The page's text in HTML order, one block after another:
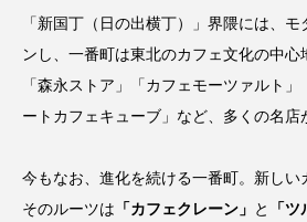
「新国丁（日の出横丁）」界隈には、
ンし、一番町は東北のカフェ文化の中心
「森永ストア」「カフェモーツァルト
ートカフェキューブ」など、多くの名店
今もなお、進化を続ける一番町。新しい
そのルーツは 「カフェクレーン」 と 「